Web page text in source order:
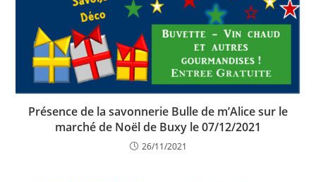
Présence de la savonnerie Bulle de m’Alice sur le
marché de Noël de Buxy le 07/12/2021
26/11/2021